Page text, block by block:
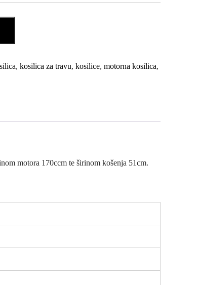
, kosilica za travu, kosilice, motorna kosilica,
motora 170ccm te širinom košenja 51cm.